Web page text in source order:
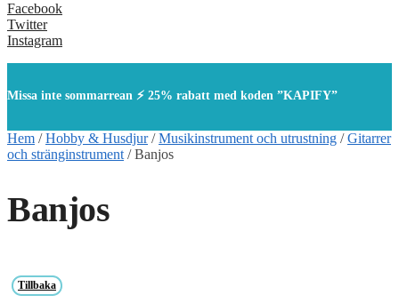
Facebook
Twitter
Instagram
Missa inte sommarrean ⚡ 25% rabatt med koden ”KAPIFY”
Hem /Hobby & Husdjur/Musikinstrument och utrustning /Gitarrer
och stränginstrument /Banjos
Banjos
Tillbaka